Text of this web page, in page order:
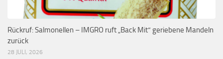
Rückruf: Salmonellen – IMGRO ruft „Back Mit“ geriebene Mandeln
zurück
28 JULI, 2026